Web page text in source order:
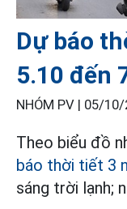
Dự báo
5.10 đến
NHÓM PV | 05/10/
Theo biểu đồ
báo thời tiết 3
sáng trời lạnh;